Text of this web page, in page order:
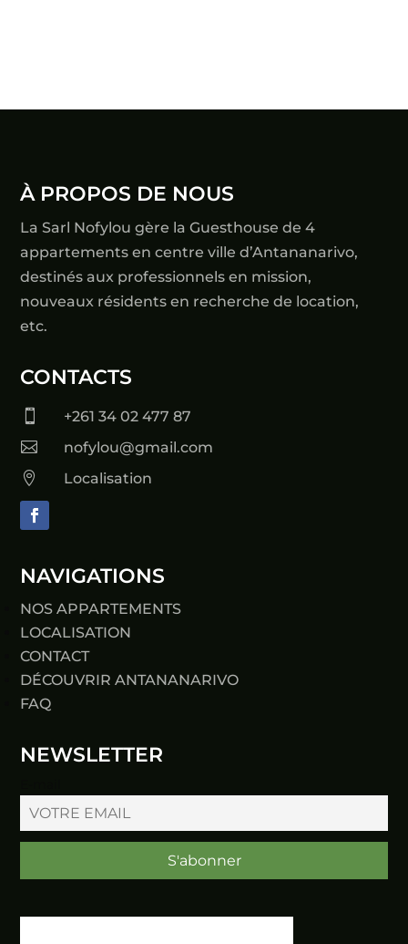
À PROPOS DE NOUS
La Sarl Nofylou gère la Guesthouse de 4
appartements en centre ville d’Antananarivo,
destinés aux professionnels en mission,
nouveaux résidents en recherche de location,
etc.
CONTACTS
 +261 34 02 477 87
 nofylou@gmail.com
 Localisation
NAVIGATIONS
NOS APPARTEMENTS
LOCALISATION
CONTACT
DÉCOUVRIR ANTANANARIVO
FAQ
NEWSLETTER